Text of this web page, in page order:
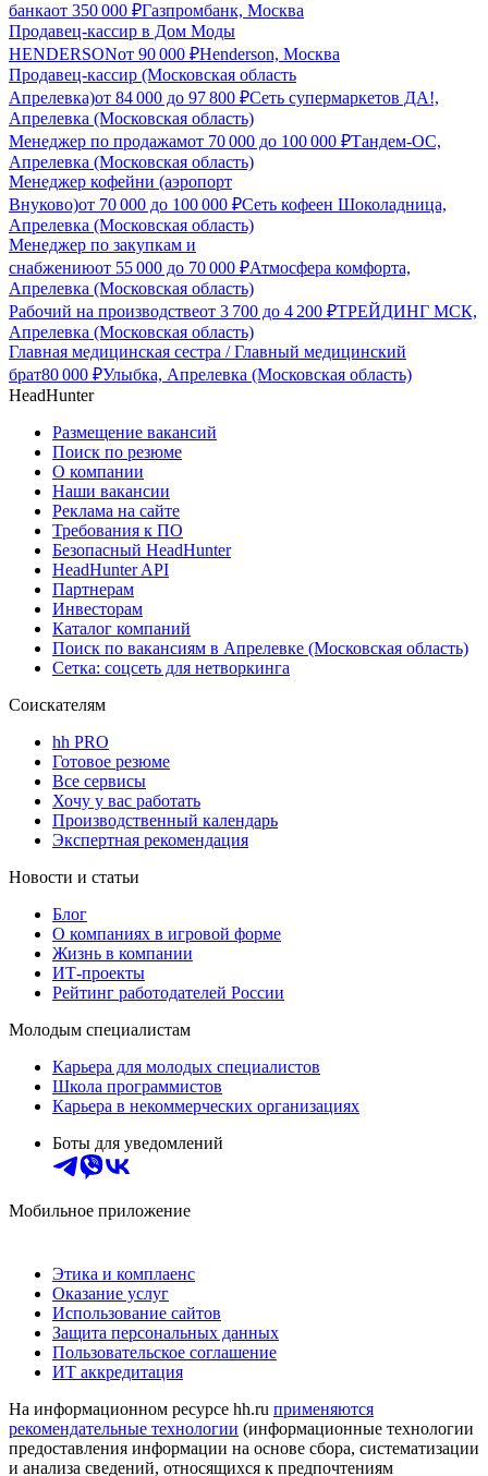
банкаот 350 000 ₽Газпромбанк, Москва
Продавец-кассир в Дом Моды
HENDERSONот 90 000 ₽Henderson, Москва
Продавец-кассир (Московская область
Апрелевка)от 84 000 до 97 800 ₽Сеть супермаркетов ДА!,
Апрелевка (Московская область)
Менеджер по продажамот 70 000 до 100 000 ₽Тандем-ОС,
Апрелевка (Московская область)
Менеджер кофейни (аэропорт
Внуково)от 70 000 до 100 000 ₽Сеть кофеен Шоколадница,
Апрелевка (Московская область)
Менеджер по закупкам и
снабжениюот 55 000 до 70 000 ₽Атмосфера комфорта,
Апрелевка (Московская область)
Рабочий на производствеот 3 700 до 4 200 ₽ТРЕЙДИНГ МСК,
Апрелевка (Московская область)
Главная медицинская сестра / Главный медицинский
брат80 000 ₽Улыбка, Апрелевка (Московская область)
HeadHunter
Размещение вакансий
Поиск по резюме
О компании
Наши вакансии
Реклама на сайте
Требования к ПО
Безопасный HeadHunter
HeadHunter API
Партнерам
Инвесторам
Каталог компаний
Поиск по вакансиям в Апрелевке (Московская область)
Сетка: соцсеть для нетворкинга
Соискателям
hh PRO
Готовое резюме
Все сервисы
Хочу у вас работать
Производственный календарь
Экспертная рекомендация
Новости и статьи
Блог
О компаниях в игровой форме
Жизнь в компании
ИТ-проекты
Рейтинг работодателей России
Молодым специалистам
Карьера для молодых специалистов
Школа программистов
Карьера в некоммерческих организациях
Боты для уведомлений
Мобильное приложение
Этика и комплаенс
Оказание услуг
Использование сайтов
Защита персональных данных
Пользовательское соглашение
ИТ аккредитация
На информационном ресурсе hh.ru применяются
рекомендательные технологии (информационные технологии
предоставления информации на основе сбора, систематизации
и анализа сведений, относящихся к предпочтениям